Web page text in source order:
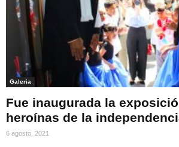
Galeria
Fue inaugurada la
heroínas de la
6 agosto, 2021